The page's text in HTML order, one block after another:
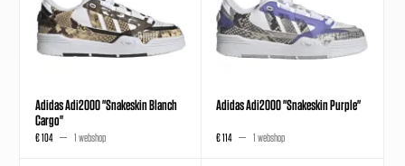
Adidas Adi2000 "Snakeskin Blanch
Cargo"
€ 104 1 webshop
Adidas Adi2000 "Snakeskin Purple"
€ 114 1 webshop